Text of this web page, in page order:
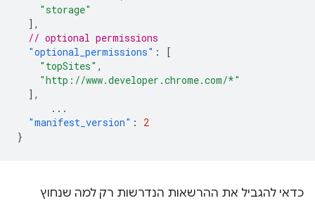
"storage"
],
// optional permissions
"optional_permissions" :
[
"topSites" ,
"http://www.developer.chrome.com/*"
],
...
"manifest_version" :
2
}
כדאי להגביל את ההרשאות הנדרשות רק למה שנחוץ